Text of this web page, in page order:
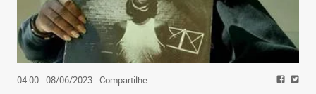
04:00 - 08/06/2023- Compartilhe